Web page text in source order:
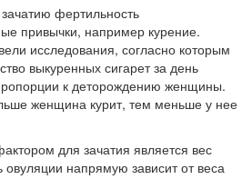
находиться с детьми в
Соответствующий
законопроект внесен в
палату на
рассмотрение. Суть его
нахождении одного из
родителей в
фертильность
привычки, например курение.
исследования, согласно которым
выкуренных сигарет за день
к деторождению женщины.
женщина курит, тем меньше у нее
для зачатия является вес
напрямую зависит от веса